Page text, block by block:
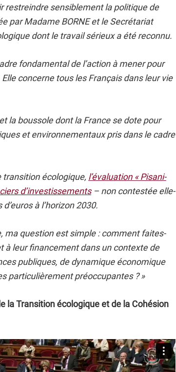
restreindre sensiblement la politique de
par Madame BORNE et le Secrétariat
dont le travail sérieux a été reconnu.
fondamental de l’action à mener pour
concerne tous les Français dans leur vie
la boussole dont la France se dote pour
et environnementaux pris dans le cadre
écologique, l’évaluation « Pisani-
d’investissements– non contestée elle-
à l’horizon 2030.
ma question est simple : comment faites-
à leur financement dans un contexte de
publiques, de dynamique économique
particulièrement préoccupantes ? »
la Transition écologique et de la Cohésion